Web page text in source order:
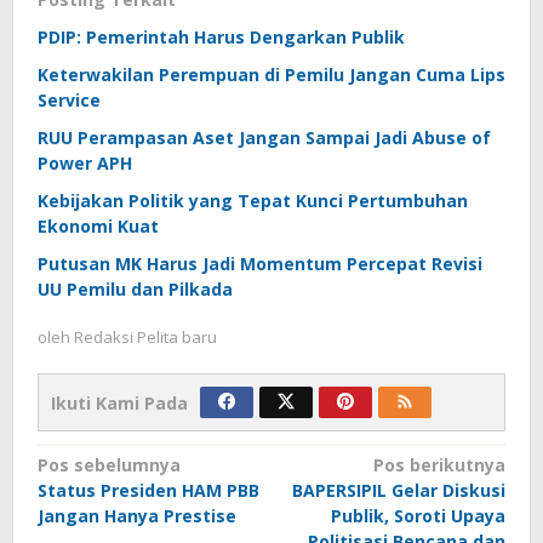
PDIP: Pemerintah Harus Dengarkan Publik
Keterwakilan Perempuan di Pemilu Jangan Cuma Lips
Service
RUU Perampasan Aset Jangan Sampai Jadi Abuse of
Power APH
Kebijakan Politik yang Tepat Kunci Pertumbuhan
Ekonomi Kuat
Putusan MK Harus Jadi Momentum Percepat Revisi
UU Pemilu dan Pilkada
oleh Redaksi Pelita baru
Ikuti Kami Pada
Navigasi
pos
Pos sebelumnya
Status Presiden HAM PBB
Jangan Hanya Prestise
Pos berikutnya
BAPERSIPIL Gelar Diskusi
Publik, Soroti Upaya